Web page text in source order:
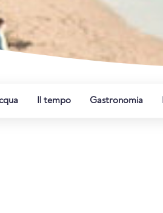
Il tempo Gastronomia